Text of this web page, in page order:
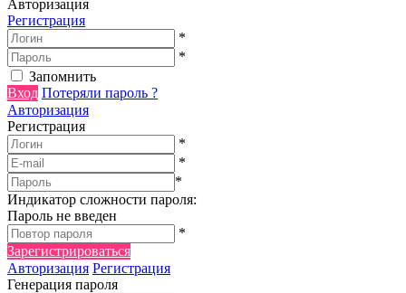
Авторизация
Регистрация
*
*
Запомнить
Вход Потеряли пароль ?
Авторизация
Регистрация
*
*
*
Индикатор сложности пароля:
Пароль не введен
*
Зарегистрироваться
Авторизация Регистрация
Генерация пароля